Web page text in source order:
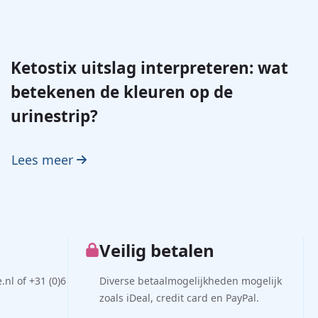
Ketostix uitslag interpreteren: wat
betekenen de kleuren op de
urinestrip?
Lees meer
of +31 (0)6
Veilig betalen
Diverse betaalmogelijkheden mogelijk
zoals iDeal, credit card en PayPal.